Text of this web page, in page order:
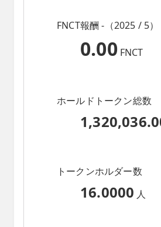
FNCT報酬 -（2025 / 5）
0.00 FNCT
ホールドトークン総数
トークンホルダー数
16.0000 人